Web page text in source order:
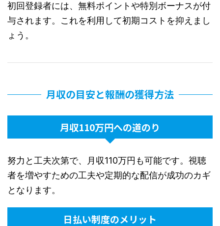
初回登録者には、無料ポイントや特別ボーナスが付
与されます。これを利用して初期コストを抑えまし
ょう。
月収の目安と報酬の獲得方法
月収110万円への道のり
努力と工夫次第で、月収110万円も可能です。視聴
者を増やすための工夫や定期的な配信が成功のカギ
となります。
日払い制度のメリット